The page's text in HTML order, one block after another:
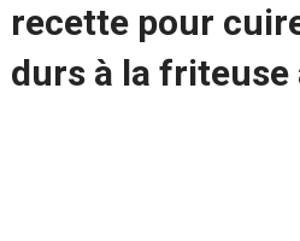
recette pour
durs à la friteuse